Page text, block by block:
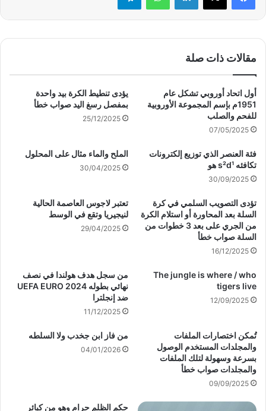
مقالات ذات صلة
أول اتحاد أوروبي تشكل عام
1951م بإسم المجموعة الأوروبية
للفحم والصلب
07/05/2025
يؤدى تنطيط الكرة بيد واحدة
بمفصل رسغ اليد صواب خطأ
25/12/2025
فئة العنصر الذي توزيع إلكترونات
تكافئه s²d¹ هو
30/09/2025
الملح والماء مثال على المحلول
30/04/2025
تؤدى التصويب السلمي في كرة
السلة بعد المحاورة أو استلام الكرة
من الجري على بعد 3 خطوات من
السلة صواب خطأ
16/12/2025
تعتبر لاجوس العاصمة الحالية
لنيجيريا وتقع في الوسط
29/04/2025
The jungle is where / who
tigers live
12/09/2025
من سجل هدف هولندا في نصف
نهائي بطوله 2024 UEFA EURO
ضد إنجلترا
11/12/2025
تُمكن اختصارات الملفات
والمجلدات المستخدم الوصول
بسرعة وسهولة لتلك الملفات
والمجلدات صواب خطأ
09/09/2025
من فاز ابن جخدب ولا السلطه
04/01/2026
حكم الظلم حرام وهو من كبائر